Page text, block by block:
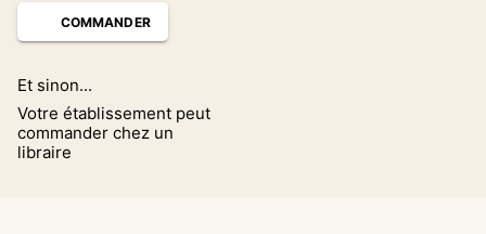
COMMANDER
Et sinon...
Votre établissement peut
commander chez un
libraire